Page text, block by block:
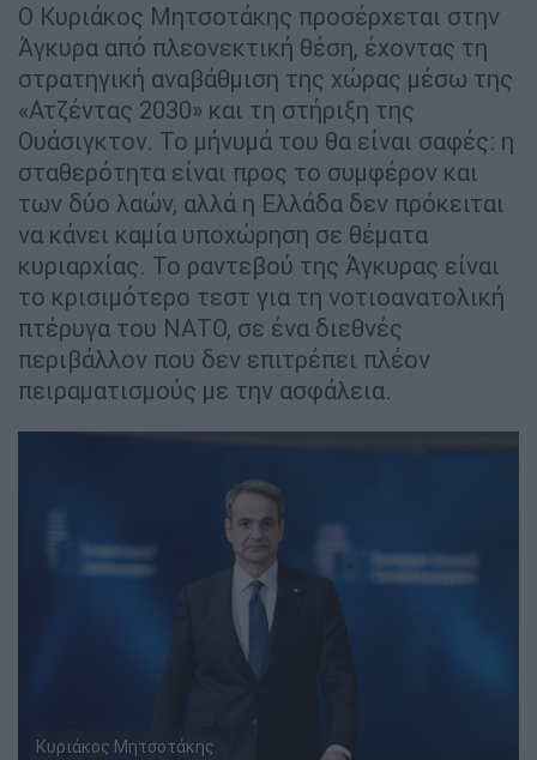
Ο Κυριάκος Μητσοτάκης προσέρχεται στην
Άγκυρα από πλεονεκτική θέση, έχοντας τη
στρατηγική αναβάθμιση της χώρας μέσω της
«Ατζέντας 2030» και τη στήριξη της
Ουάσιγκτον. Το μήνυμά του θα είναι σαφές: η
σταθερότητα είναι προς το συμφέρον και
των δύο λαών, αλλά η Ελλάδα δεν πρόκειται
να κάνει καμία υποχώρηση σε θέματα
κυριαρχίας. Το ραντεβού της Άγκυρας είναι
το κρισιμότερο τεστ για τη νοτιοανατολική
πτέρυγα του ΝΑΤΟ, σε ένα διεθνές
περιβάλλον που δεν επιτρέπει πλέον
πειραματισμούς με την ασφάλεια.
Κυριάκος Μητσοτάκης